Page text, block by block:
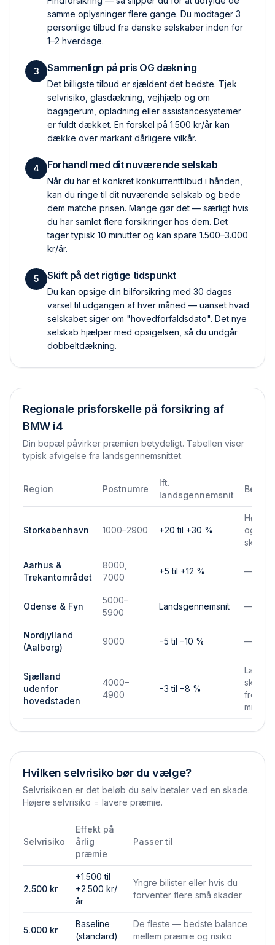
samme oplysninger flere gange. Du modtager 3
personlige tilbud fra danske selskaber inden for
1–2 hverdage.
3 Sammenlign på pris OG dækning
Det billigste tilbud er sjældent det bedste. Tjek
selvrisiko, glas­dækning, vejhjælp og om
bagagerum, opladning eller assistance­systemer
er fuldt dækket. En forskel på 1.500 kr/år kan
dække over markant dårligere vilkår.
4 Forhandl med dit nuværende selskab
Når du har et konkret konkurrent­tilbud i hånden,
kan du ringe til dit nuværende selskab og bede
dem matche prisen. Mange gør det — særligt hvis
du har samlet flere forsikringer hos dem. Det
tager typisk 10 minutter og kan spare 1.500–3.000
kr/år.
5 Skift på det rigtige tidspunkt
Du kan opsige din bilforsikring med 30 dages
varsel til udgangen af hver måned — uanset hvad
selskabet siger om "hovedforfaldsdato". Det nye
selskab hjælper med opsigelsen, så du undgår
dobbelt­dækning.
Regionale prisforskelle på forsikring af
BMW i4
Din bopæl påvirker præmien betydeligt. Tabellen viser
typisk afvigelse fra landsgennemsnittet.
Region Postnumre
Ift.
landsgennemsnit
Storkøbenhavn 1000–2900 +20 til +30 %
Højere
og
Aarhus &
Trekantområdet
8000,
7000
+5 til +12 % —
Odense & Fyn
5000–
5900
Landsgennemsnit —
Nordjylland
(Aalborg)
9000 −5 til −10 % —
Sjælland
udenfor
hovedstaden
4000–
4900
−3 til −8 %
Lavere
mindre
Hvilken selvrisiko bør du vælge?
Selvrisikoen er det beløb du selv betaler ved en skade.
Højere selvrisiko = lavere præmie.
Selvrisiko
Effekt på
årlig
præmie
Passer til
2.500 kr
+1.500 til
+2.500 kr/
år
Yngre bilister eller hvis du
forventer flere små skader
5.000 kr
Baseline
(standard)
De fleste — bedste balance
mellem præmie og risiko